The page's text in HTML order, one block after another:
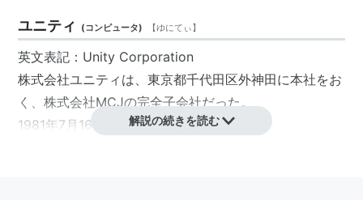
ユニティ (コンピュータ) 【ゆにてぃ】
英文表記： Unity Corporation
株式会社ユニティ は、東京都千代田区外神田に本社をお
く、株式会社MCJの完全子会社だった。
1981年7月16日、設立。解説の続きを読む